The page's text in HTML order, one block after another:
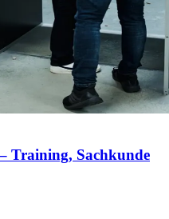
Training, Sachkunde